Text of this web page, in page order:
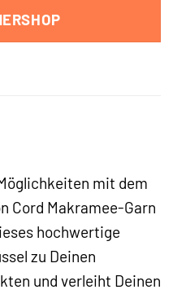
mit dem
Cord Makramee-Garn
hochwertige
zu Deinen
und verleiht Deinen